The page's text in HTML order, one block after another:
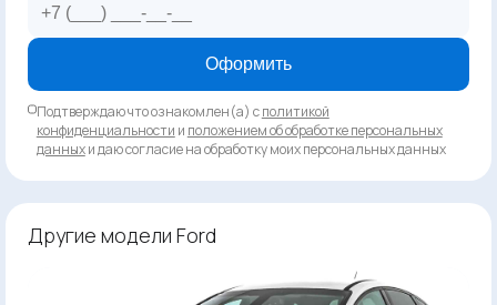
Оформить
Подтверждаю что ознакомлен(а) сполитикой
конфиденциальности и положением об обработке персональных
данныхи даю согласие на обработку моих персональных данных
Другие модели Ford